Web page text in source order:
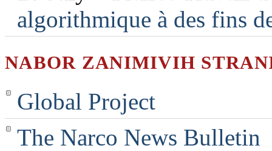
algorithmique à des fins
NABOR ZANIMIVIH
Global Project
The Narco News Bulletin